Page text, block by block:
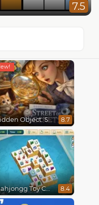
7.5
Hidden Object: Street Of Secrets 8.7
Mahjongg Toy Chest 8.4